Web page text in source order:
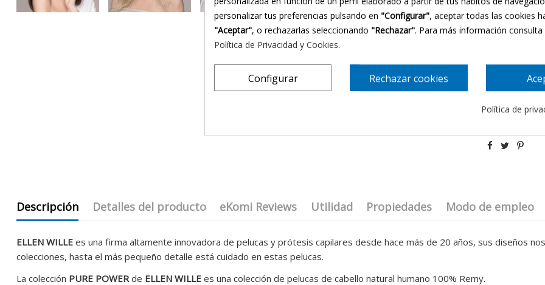
Descripción Detalles del producto eKomi Reviews Utilidad Propiedades Modo de empleo
ELLEN WILLE es una firma altamente innovadora de pelucas y prótesis capilares desde hace más de 20 años, sus diseños
colecciones, hasta el más pequeño detalle está cuidado en estas pelucas.
La colección PURE POWERde ELLEN WILLE es una colección de pelucas de cabello natural humano 100% Remy.
personalizar tus preferencias pulsando en "Configurar", aceptar todas las cookies
"Aceptar", o rechazarlas seleccionando "Rechazar". Para más información consulta
Política de Privacidad y Cookies.
Rechazar cookies
Configurar
Política de